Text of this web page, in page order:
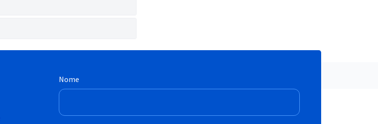
Nome